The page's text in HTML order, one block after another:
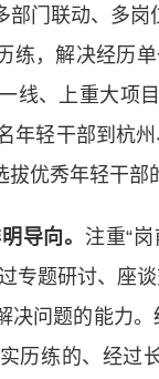
门联动、多岗
，解决经历
线、上重大项
年轻干部到杭
优秀年轻干部
导向。 注重“
专题研讨、座
决问题的能力
历练的、经过